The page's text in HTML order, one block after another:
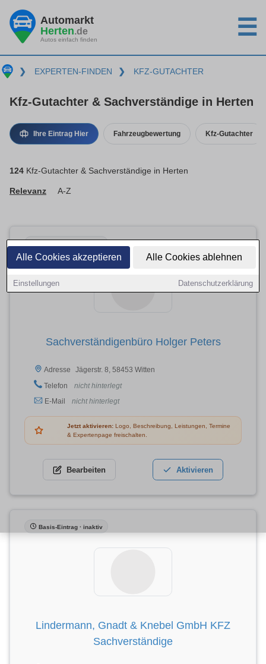
Alle Cookies akzeptieren Alle Cookies ablehnen
Einstellungen Datenschutzerklärung
Automarkt
Herten.de
Autos einfach finden ☰
❯ EXPERTEN-FINDEN ❯ KFZ-GUTACHTER
Kfz-Gutachter & Sachverständige in Herten
Ihre Eintrag Hier Fahrzeugbewertung Kfz-Gutachter
124 Kfz-Gutachter & Sachverständige in Herten
Relevanz A-Z
Sachverständigenbüro Holger Peters
Adresse
Jägerstr. 8, 58453 Witten
Telefon
nicht hinterlegt
E-Mail
nicht hinterlegt
Jetzt aktivieren: Logo, Beschreibung, Leistungen, Termine
& Expertenpage freischalten.
Bearbeiten Aktivieren
Basis-Eintrag · inaktiv
Lindermann, Gnadt & Knebel GmbH KFZ
Sachverständige